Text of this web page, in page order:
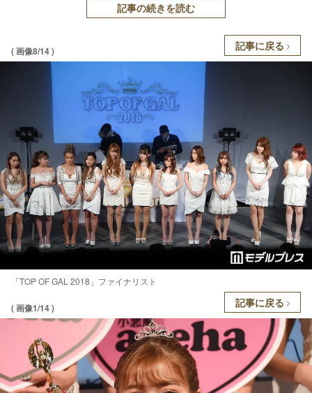
記事の続きを読む
( 画像8/14 ) 記事に戻る
「TOP OF GAL 2018」ファイナリスト
( 画像1/14 ) 記事に戻る